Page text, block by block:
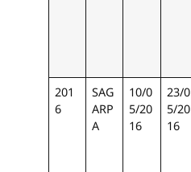
201
6
SAG
ARP
A
10/0
5/20
16
23/0
5/20
16